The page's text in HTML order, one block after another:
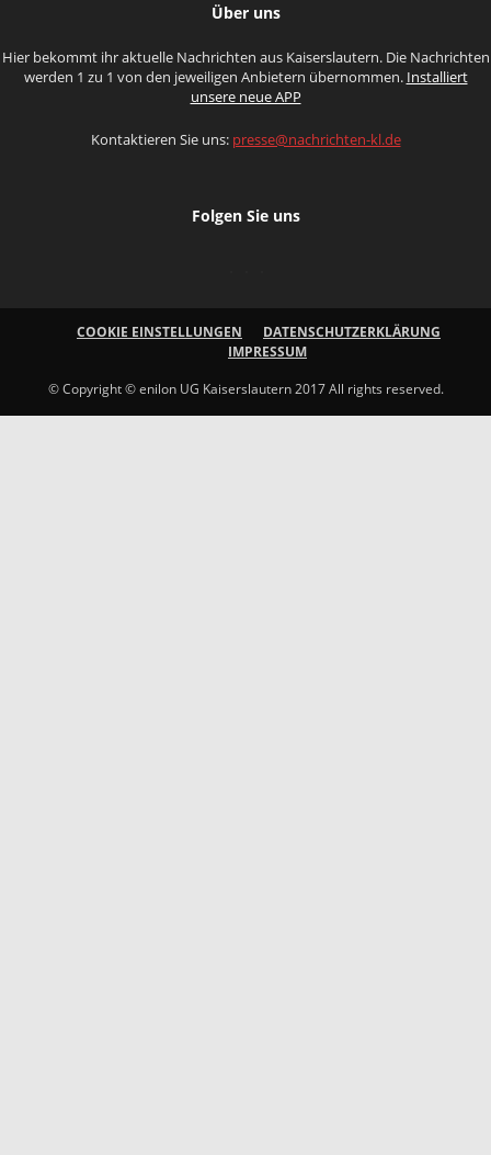
Über uns
Hier bekommt ihr aktuelle Nachrichten aus Kaiserslautern. Die Nachrichten
werden 1 zu 1 von den jeweiligen Anbietern übernommen. Installiert
unsere neue APP
Kontaktieren Sie uns: presse@nachrichten-kl.de
Folgen Sie uns
COOKIE EINSTELLUNGEN
DATENSCHUTZERKLÄRUNG
IMPRESSUM
© Copyright © enilon UG Kaiserslautern 2017 All rights reserved.